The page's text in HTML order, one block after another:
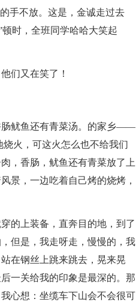
手不放。这是，金诚走过去
时，全班同学哈哈大笑起
们又在笑了！
肠鱿鱼还有青菜汤。的家乡——
火，可这火怎么也不给我们
，香肠，鱿鱼还有青菜放了上
景，一边吃着自己烤的烧烤，
的上装备，直奔目的地，到了
但是，我走呀走，慢慢的，我
在钢丝上跳来跳去，晃来晃
一关给我的印象是最深的。那
心想：坐缆车下山会不会很可